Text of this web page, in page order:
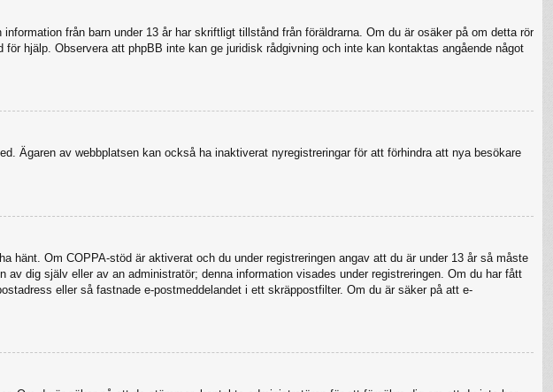
från barn under 13 år har skriftligt tillstånd från föräldrarna. Om du är osäker på om detta rör
hjälp. Observera att phpBB inte kan ge juridisk rådgivning och inte kan kontaktas angående något
Ägaren av webbplatsen kan också ha inaktiverat nyregistreringar för att förhindra att nya besökare
Om COPPA-stöd är aktiverat och du under registreringen angav att du är under 13 år så måste
dig själv eller av an administratör; denna information visades under registreringen. Om du har fått
eller så fastnade e-postmeddelandet i ett skräppostfilter. Om du är säker på att e-